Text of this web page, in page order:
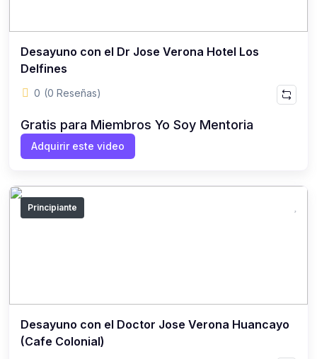
Desayuno con el Dr Jose Verona Hotel Los
Delfines
0 (0 Reseñas)
Gratis para Miembros Yo Soy Mentoria
Adquirir este video
Principiante
Desayuno con el Doctor Jose Verona Huancayo
(Cafe Colonial)